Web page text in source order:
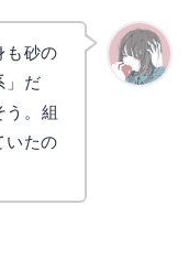
も砂の
」だ
う。組
いたの